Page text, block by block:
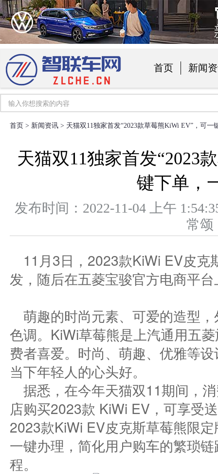
首页 新闻
首页 > 新闻资讯 > 天猫双11独家首发“2023款草莓熊KiWi EV”，可一
天猫双11独家首发“2023
键下单，
发布时间：2022-11-04 上午
常
11月3日，2023款KiWi EV皮克
发，随后在五菱宝骏官方电商平
萌趣的时尚元素、可爱的造型
色调。KiWi草莓熊是上汽通用五
费者喜爱。时尚、萌趣、优雅等
当下年轻人的心头好。
据悉，在今年天猫双11期间，
店购买2023款 KiWi EV，可享受
2023款KiWi EV皮克斯草莓熊限
一键办理，简化用户购车的繁琐
程。